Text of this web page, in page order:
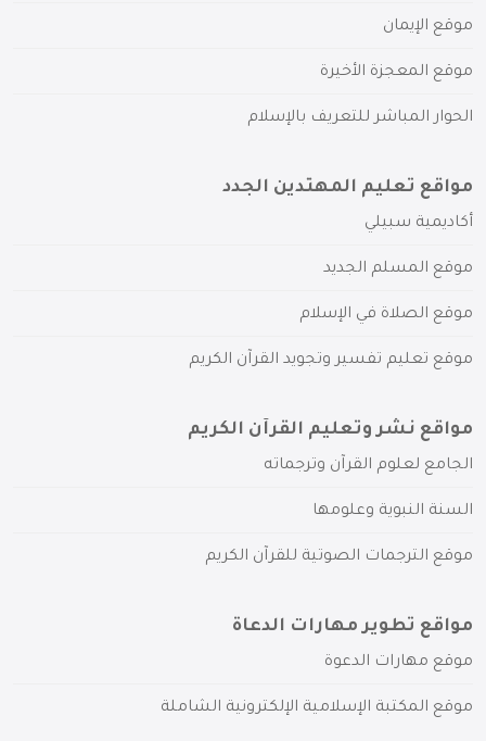
موقع الإيمان
موقع المعجزة الأخيرة
الحوار المباشر للتعريف بالإسلام
مواقع تعليم المهتدين الجدد
أكاديمية سبيلي
موقع المسلم الجديد
موقع الصلاة في الإسلام
موقع تعليم تفسير وتجويد القرآن الكريم
مواقع نشر وتعليم القرآن الكريم
الجامع لعلوم القرآن وترجماته
السنة النبوية وعلومها
موقع الترجمات الصوتية للقرآن الكريم
مواقع تطوير مهارات الدعاة
موقع مهارات الدعوة
موقع المكتبة الإسلامية الإلكترونية الشاملة